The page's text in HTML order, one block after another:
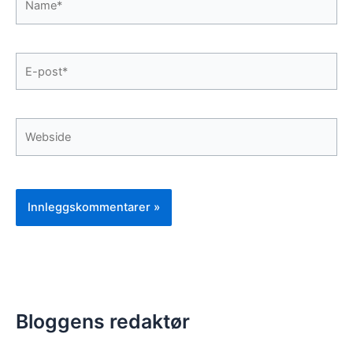
post*
Bloggens redaktør